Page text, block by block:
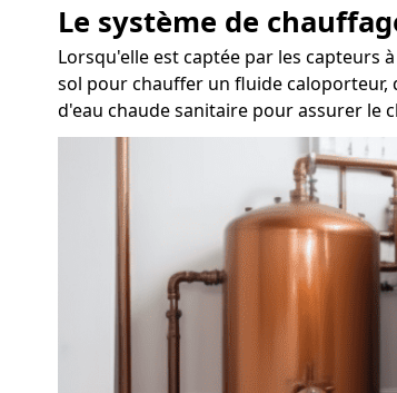
Le système de
Lorsqu'elle est captée par les capteurs
sol pour chauffer un fluide caloporteur,
d'eau chaude sanitaire pour assurer le